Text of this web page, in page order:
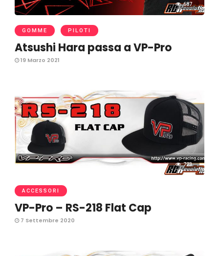
687
GOMME PILOTI
Atsushi Hara passa a VP-Pro
19 Marzo 2021
723
ACCESSORI
VP-Pro – RS-218 Flat Cap
7 Settembre 2020